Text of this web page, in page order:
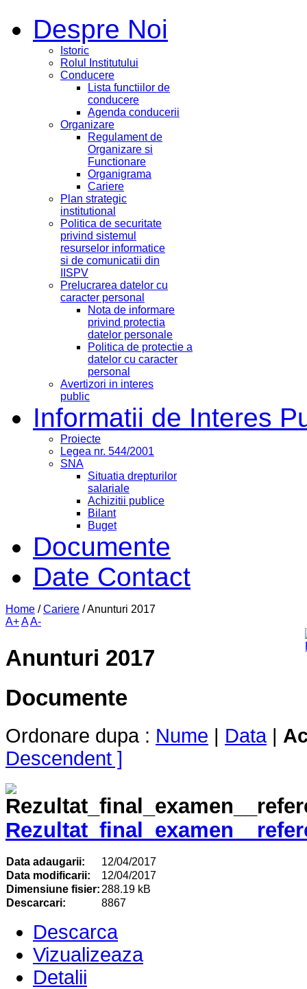
Despre Noi
Istoric
Rolul Institutului
Conducere
Lista functiilor de
conducere
Agenda conducerii
Organizare
Regulament de
Organizare si
Functionare
Organigrama
Cariere
Plan strategic
institutional
Politica de securitate
privind sistemul
resurselor informatice
si de comunicatii din
IISPV
Prelucrarea datelor cu
caracter personal
Nota de informare
privind protectia
datelor personale
Politica de protectie a
datelor cu caracter
personal
Avertizori in interes
public
Informatii de Interes
Proiecte
Legea nr. 544/2001
SNA
Situatia drepturilor
salariale
Achizitii publice
Bilant
Buget
Documente
Date Contact
Home /Cariere /Anunturi 2017
A+AA-
Anunturi 2017
Documente
Ordonare dupa : Nume | Data|
Descendent ]
Data adaugarii:
12/04/2017
Data modificarii:
12/04/2017
Dimensiune fisier: 288.19 kB
Descarcari:
8867
Descarca
Vizualizeaza
Detalii